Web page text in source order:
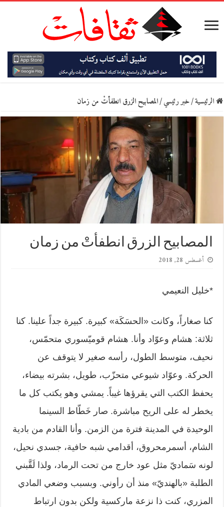
الرئيسية/خبر رئيسي/المصابيح الزرق انطفأتْ من زمان
المصابيح الزرق انطفأتْ من زمان
أغسطس 28, 2018
*خليل النعيمي
كنا صغاراً، وكانت «الحسَكَة» كبيرة. كبيرة جداً علينا. كنا
ثلاثة: هشام وعوّاد وأنا. هشام قوميّسوري متحمّس،
نحيف، متوسط الطول، رأسه صغير لا يتوقف عن
الحركة. وعوّاد شيوعي متحزّب، طويل، بشرته بيضاء،
يحفظ الكتب التي يقرؤها غيباً. يمشي وهو يكتب كل ما
يخطر له على الريح مباشرة. صار خَطّاط السينما
الوحيدة في المدينة فترة من الزمن. وأنا القادم من بادية
الشام، أسمرمحروق، أقدامي شبه حافية، جسدي نحيل،
لونه سَماديّ مثل عود خارج من تحت الرماد، ولذا لَقَّبني
الطلبة «بالهنديّ» منذ أن رأوني. وبسبب وضعي المادي
المزري، كنت ذا نزعة ماركسية ولكن بدون ارتباط